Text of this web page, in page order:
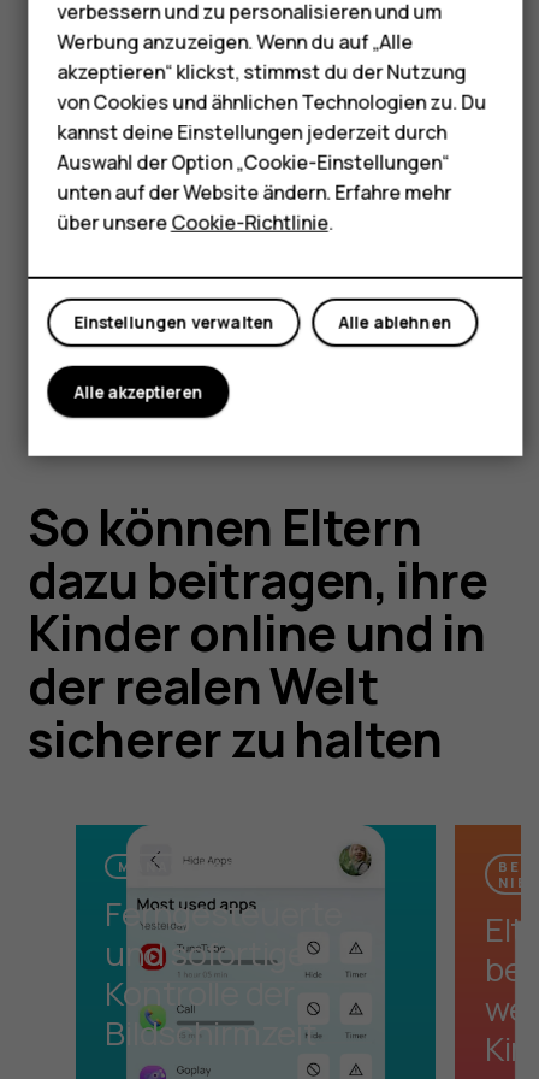
Tablets
Shop
Mein Konto
Xplora machen es Eltern einfacher, ihren
Teenagern die gewünschte Freiheit zu
gewähren und gleichzeitig gesunde digitale
Gewohnheiten zu fördern. Im Gegensatz zu
einfachen Standortfreigabe-Apps bietet
Xplora ein umfassendes
Kindersicherungsangebot, um das
verwaltet vom Elterntelefon aus über ein
spezielles Abonnement.
So können Eltern
dazu beitragen, ihre
Kinder online und in
der realen Welt
sicherer zu halten
MANAGE SCREEN TIME
Ferngesteuerte
und sofortige
Kontrolle der
Bildschirmzeit
verbessern und zu personalisieren und um
Werbung anzuzeigen. Wenn du auf „Alle
akzeptieren“ klickst, stimmst du der Nutzung
von Cookies und ähnlichen Technologien zu. Du
kannst deine Einstellungen jederzeit durch
Auswahl der Option „Cookie-Einstellungen“
unten auf der Website ändern. Erfahre mehr
über unsereCookie-Richtlinie.
Alle ablehnen
Einstellungen verwalten
Alle akzeptieren